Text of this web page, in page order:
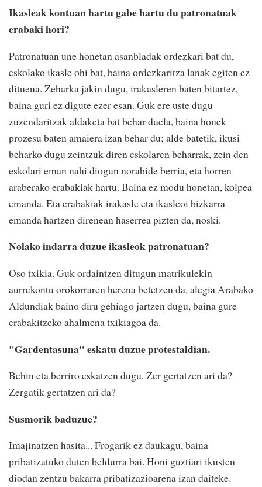
Ikasleak kontuan hartu gabe hartu du patronatuak
erabaki hori?
Patronatuan une honetan asanbladak ordezkari bat du,
eskolako ikasle ohi bat, baina ordezkaritza lanak egiten ez
dituena. Zeharka jakin dugu, irakasleren baten bitartez,
baina guri ez digute ezer esan. Guk ere uste dugu
zuzendaritzak aldaketa bat behar duela, baina honek
prozesu baten amaiera izan behar du; alde batetik, ikusi
beharko dugu zeintzuk diren eskolaren beharrak, zein den
eskolari eman nahi diogun norabide berria, eta horren
araberako erabakiak hartu. Baina ez modu honetan, kolpea
emanda. Eta erabakiak irakasle eta ikasleoi bizkarra
emanda hartzen direnean haserrea pizten da, noski.
Nolako indarra duzue ikasleok patronatuan?
Oso txikia. Guk ordaintzen ditugun matrikulekin
aurrekontu orokorraren herena betetzen da, alegia Arabako
Aldundiak baino diru gehiago jartzen dugu, baina gure
erabakitzeko ahalmena txikiagoa da.
"Gardentasuna" eskatu duzue protestaldian.
Behin eta berriro eskatzen dugu. Zer gertatzen ari da?
Zergatik gertatzen ari da?
Susmorik baduzue?
Imajinatzen hasita... Frogarik ez daukagu, baina
pribatizatuko duten beldurra bai. Honi guztiari ikusten
diodan zentzu bakarra pribatizazioarena izan daiteke.